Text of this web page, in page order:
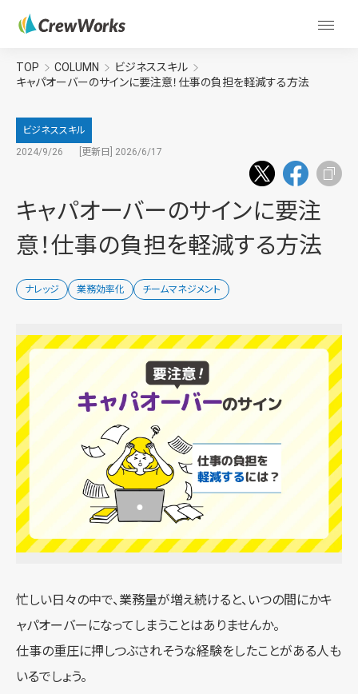
TOP COLUMN
ビジネススキル
キャパオーバーのサインに要注意！仕事の負担を軽減する方法
ビジネススキル
2024/9/26
[更新日] 2026/6/17
キャパオーバーのサインに要注
意！仕事の負担を軽減する方法
ナレッジ 業務効率化 チームマネジメント
忙しい日々の中で、業務量が増え続けると、いつの間にかキ
ャパオーバーになってしまうことはありませんか。
仕事の重圧に押しつぶされそうな経験をしたことがある人も
いるでしょう。